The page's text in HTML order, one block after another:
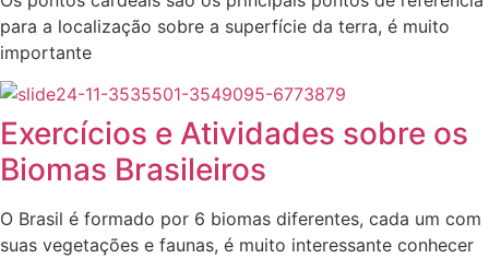
para a localização sobre a superfície da terra, é muito
importante
Exercícios e Atividades sobre os
Biomas Brasileiros
O Brasil é formado por 6 biomas diferentes, cada um com
suas vegetações e faunas, é muito interessante conhecer